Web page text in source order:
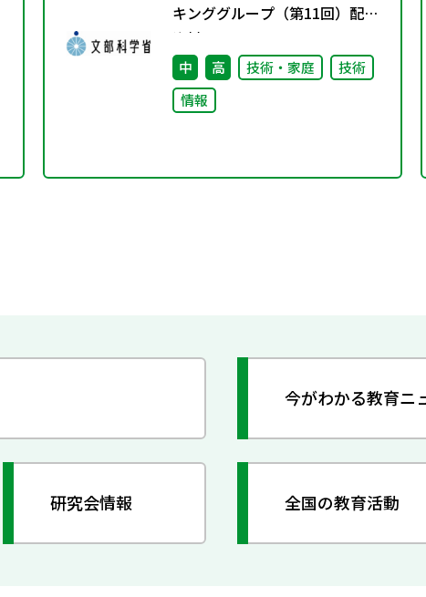
キンググループ（第11回）配付
資料
中 高 技術・家庭
技術
情報
今がわかる教育ニ
研究会情報 全国の教育活動